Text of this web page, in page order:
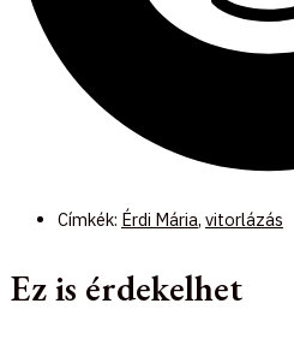
Címkék: Érdi Mária, vitorlázás
Ez is érdekelhet